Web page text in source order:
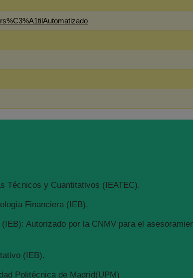
Técnicos y Cuantitativos (IEATEC).
Financiera (IEB).
Autorizado por la CNMV para el
(IEB).
Politécnica de Madrid(UPM)